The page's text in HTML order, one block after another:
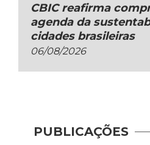
CBIC reafirma
agenda da
cidades brasileiras
06/08/2026
PUBLICAÇÕES